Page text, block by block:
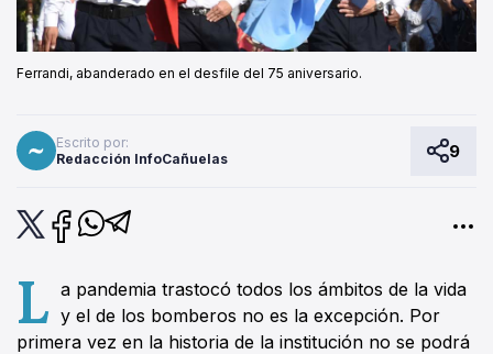
Ferrandi, abanderado en el desfile del 75 aniversario.
Escrito por:
Redacción InfoCañuelas
9
L a pandemia trastocó todos los ámbitos de la vida
y el de los bomberos no es la excepción. Por
primera vez en la historia de la institución no se podrá